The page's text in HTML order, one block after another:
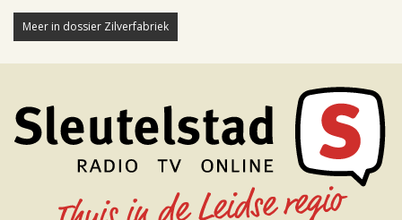
Meer in dossier Zilverfabriek